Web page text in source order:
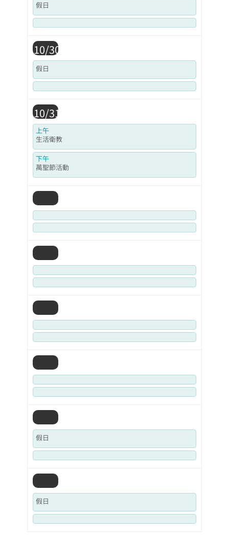
假日
10/30
假日
10/31
上午
生活衛教
下午
萬聖節活動
假日
假日